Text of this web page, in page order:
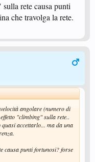
rete causa punti
che travolga la rete.
angolare (numero di
"climbing" sulla rete..
accettarlo... ma da una
causa punti fortunosi? forse